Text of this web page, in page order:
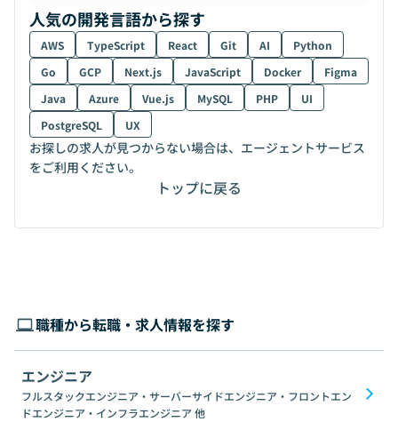
人気の開発言語から探す
AWS TypeScript React Git AI
Python
Go
GCP Next.js JavaScript Docker
Figma
Java
Azure Vue.js MySQL PHP
UI
PostgreSQL
UX
お探しの求人が見つからない場合は、エージェントサービス
をご利用ください。
トップに戻る
職種から転職・求人情報を探す
エンジニア
フルスタックエンジニア・サーバーサイドエンジニア・フロントエン
ドエンジニア・インフラエンジニア 他